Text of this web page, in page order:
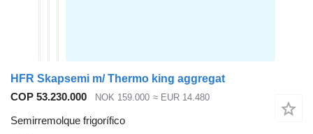
HFR Skapsemi m/ Thermo king aggregat
COP 53.230.000
NOK 159.000 ≈ EUR 14.480
Semirremolque frigorífico